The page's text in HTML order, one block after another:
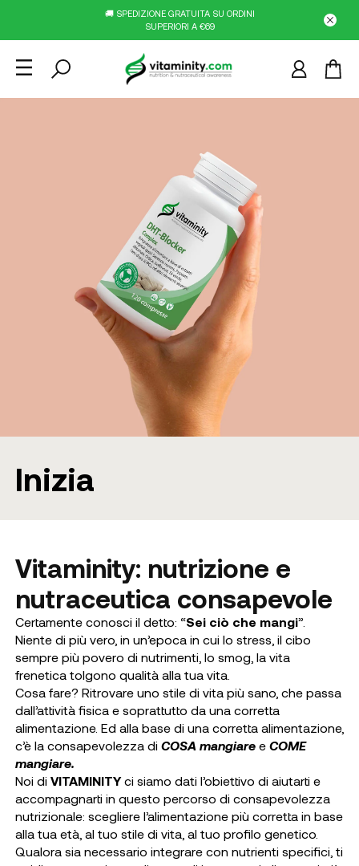
🚚 SPEDIZIONE GRATUITA SU ORDINI
SUPERIORI A €69
Inizia
Vitaminity: nutrizione e
nutraceutica consapevole
Certamente conosci il detto: “Sei ciò che mangi”.
Niente di più vero, in un’epoca in cui lo stress, il cibo
sempre più povero di nutrimenti, lo smog, la vita
frenetica tolgono qualità alla tua vita.
Cosa fare? Ritrovare uno stile di vita più sano, che passa
dall’attività fisica e soprattutto da una corretta
alimentazione. Ed alla base di una corretta alimentazione,
c’è la consapevolezza di COSA mangiaree COME
mangiare.
Noi di VITAMINITYci siamo dati l’obiettivo di aiutarti e
accompagnarti in questo percorso di consapevolezza
nutrizionale: scegliere l’alimentazione più corretta in base
alla tua età, al tuo stile di vita, al tuo profilo genetico.
Qualora sia necessario integrare con nutrienti specifici, ti